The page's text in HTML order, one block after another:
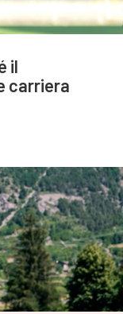
il
carriera